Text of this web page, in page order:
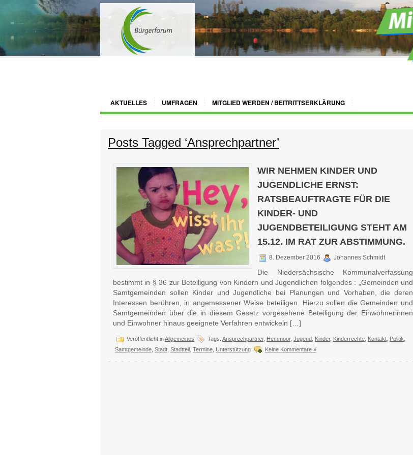
AKTUELLES UMFRAGEN MITGLIED WERDEN / BEITRITTSERKLÄRUNG
Posts Tagged ‘Ansprechpartner’
WIR NEHMEN KINDER UND
JUGENDLICHE ERNST:
RATSBEAUFTRAGTE FÜR DIE
KINDER- UND
JUGENDBETEILIGUNG STEHT AM
15.12. IM RAT ZUR ABSTIMMUNG.
8. Dezember 2016 Johannes Schmidt
Die Niedersächsische Kommunalverfassung
bestimmt in § 36 zur Beteiligung von Kindern und Jugendlichen folgendes : „Gemeinden und
Samtgemeinden sollen Kinder und Jugendliche bei Planungen und Vorhaben, die deren
Interessen berühren, in angemessener Weise beteiligen. Hierzu sollen die Gemeinden und
Samtgemeinden über die in diesem Gesetz vorgesehene Beteiligung der Einwohnerinnen
und Einwohner hinaus geeignete Verfahren entwickeln […]
Veröffentlicht inAllgemeines Tags: Ansprechpartner, Hemmoor, Jugend Kinder, Kinderrechte Kontakt Politik
Samtgemeinde Stadt Stadtteil Termine Unterstützung Keine Kommentare »